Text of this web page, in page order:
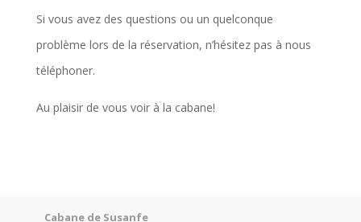
Si vous avez des questions ou un quelconque
problème lors de la réservation, n’hésitez pas à nous
téléphoner.
Au plaisir de vous voir à la cabane!
Cabane de Susanfe